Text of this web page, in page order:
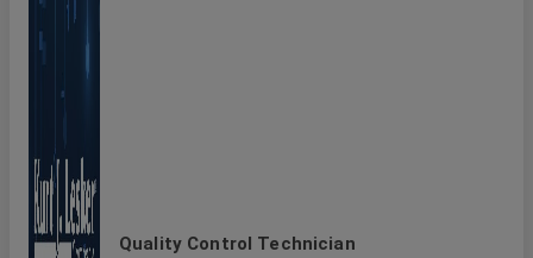
Quality Control Technician